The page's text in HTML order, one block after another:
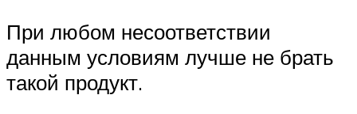
При любом несоответствии
данным условиям лучше не брать
такой продукт.